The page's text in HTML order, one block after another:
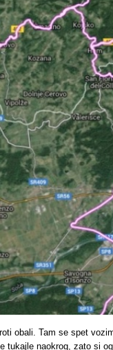
obali. Tam se spet
tukajle naokrog, zato si